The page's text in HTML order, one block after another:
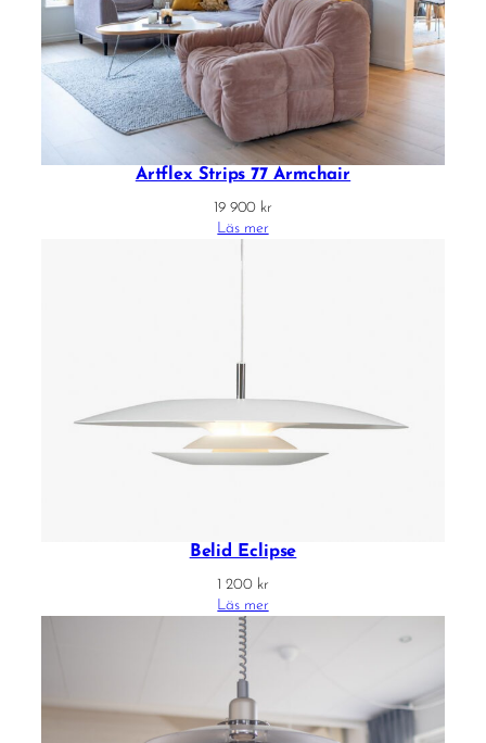
Artflex Strips 77 Armchair
19 900 kr
Läs mer
Belid Eclipse
1 200 kr
Läs mer